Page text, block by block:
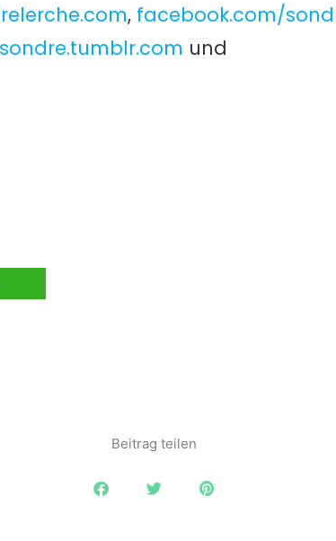
, facebook.com/
und
Beitrag teilen